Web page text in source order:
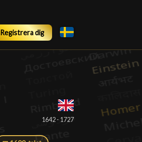
Registrera dig
1642 - 1727